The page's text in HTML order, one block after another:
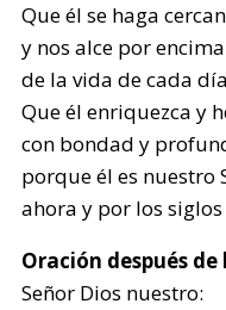
Que él se haga
y nos alce por
de la vida de cada
Que él enriquezca y
con bondad y
porque él es nuestro
ahora y por los
Oración después
Señor Dios nuestro: